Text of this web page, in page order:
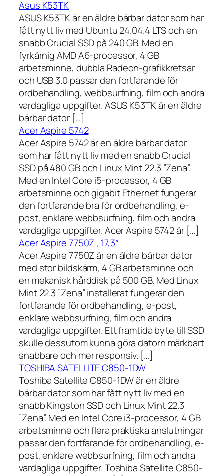
Asus K53TK
ASUS K53TK är en äldre bärbar dator som har
fått nytt liv med Ubuntu 24.04.4 LTS och en
snabb Crucial SSD på 240 GB. Med en
fyrkärnig AMD A6-processor, 4 GB
arbetsminne, dubbla Radeon-grafikkretsar
och USB 3.0 passar den fortfarande för
ordbehandling, webbsurfning, film och andra
vardagliga uppgifter. ASUS K53TK är en äldre
bärbar dator […]
Acer Aspire 5742
Acer Aspire 5742 är en äldre bärbar dator
som har fått nytt liv med en snabb Crucial
SSD på 480 GB och Linux Mint 22.3 ”Zena”.
Med en Intel Core i5-processor, 4 GB
arbetsminne och gigabit Ethernet fungerar
den fortfarande bra för ordbehandling, e-
post, enklare webbsurfning, film och andra
vardagliga uppgifter. Acer Aspire 5742 är […]
Acer Aspire 7750Z , 17,3″
Acer Aspire 7750Z är en äldre bärbar dator
med stor bildskärm, 4 GB arbetsminne och
en mekanisk hårddisk på 500 GB. Med Linux
Mint 22.3 ”Zena” installerat fungerar den
fortfarande för ordbehandling, e-post,
enklare webbsurfning, film och andra
vardagliga uppgifter. Ett framtida byte till SSD
skulle dessutom kunna göra datorn märkbart
snabbare och mer responsiv. […]
TOSHIBA SATELLITE C850-1DW
Toshiba Satellite C850-1DW är en äldre
bärbar dator som har fått nytt liv med en
snabb Kingston SSD och Linux Mint 22.3
”Zena”. Med en Intel Core i3-processor, 4 GB
arbetsminne och flera praktiska anslutningar
passar den fortfarande för ordbehandling, e-
post, enklare webbsurfning, film och andra
vardagliga uppgifter. Toshiba Satellite C850-